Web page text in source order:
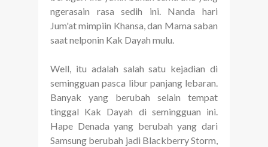
ngerasain rasa sedih ini. Nanda hari
Jum'at mimpiin Khansa, dan Mama saban
saat nelponin Kak Dayah mulu.
Well, itu adalah salah satu kejadian di
semingguan pasca libur panjang lebaran.
Banyak yang berubah selain tempat
tinggal Kak Dayah di semingguan ini.
Hape Denada yang berubah yang dari
Samsung berubah jadi Blackberry Storm,